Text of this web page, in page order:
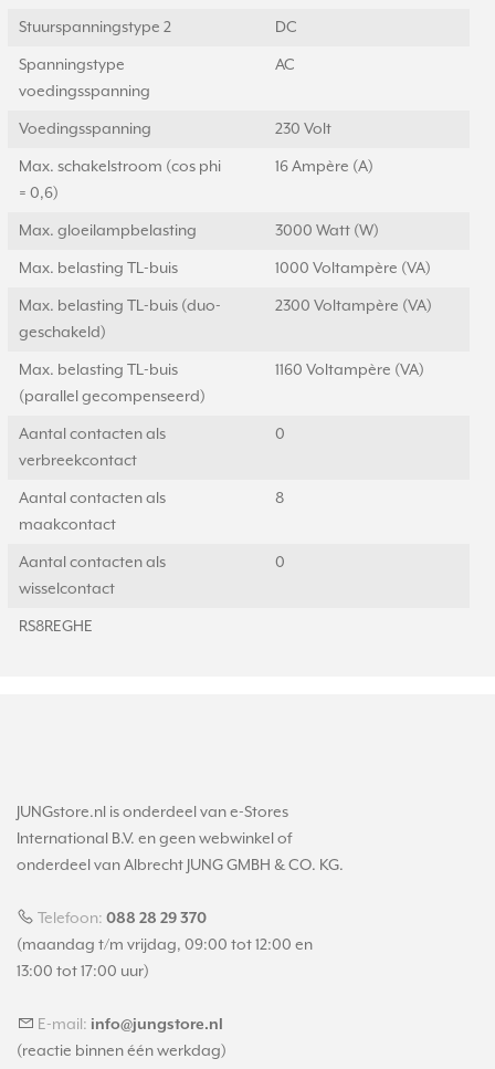
Stuurspanningstype 2 DC
Spanningstype
voedingsspanning
AC
Voedingsspanning 230 Volt
Max. schakelstroom (cos phi
= 0,6)
16 Ampère (A)
Max. gloeilampbelasting 3000 Watt (W)
Max. belasting TL-buis 1000 Voltampère (VA)
Max. belasting TL-buis (duo-
geschakeld)
2300 Voltampère (VA)
Max. belasting TL-buis
(parallel gecompenseerd)
1160 Voltampère (VA)
Aantal contacten als
verbreekcontact
0
Aantal contacten als
maakcontact
8
Aantal contacten als
wisselcontact
0
RS8REGHE
JUNGstore.nl is onderdeel van e-Stores
International B.V. en geen webwinkel of
onderdeel van Albrecht JUNG GMBH & CO. KG.
Telefoon: 088 28 29 370
(maandag t/m vrijdag, 09:00 tot 12:00 en
13:00 tot 17:00 uur)
E-mail: info@jungstore.nl
(reactie binnen één werkdag)